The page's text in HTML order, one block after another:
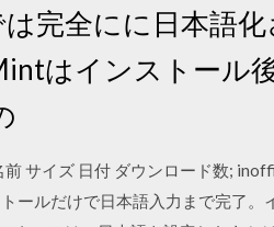
完全にに日本語
はインストール
前 サイズ 日付 ダウンロード数;
ールだけで日本語入力まで完了